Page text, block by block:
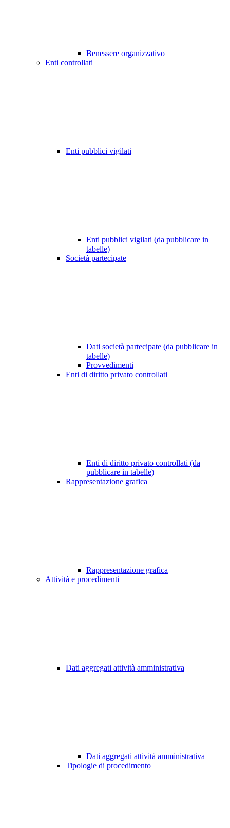
Benessere organizzativo
Enti controllati
Enti pubblici vigilati
Enti pubblici vigilati (da pubblicare in
tabelle)
Società partecipate
Dati società partecipate (da pubblicare in
tabelle)
Provvedimenti
Enti di diritto privato controllati
Enti di diritto privato controllati (da
pubblicare in tabelle)
Rappresentazione grafica
Rappresentazione grafica
Attività e procedimenti
Dati aggregati attività amministrativa
Dati aggregati attività amministrativa
Tipologie di procedimento